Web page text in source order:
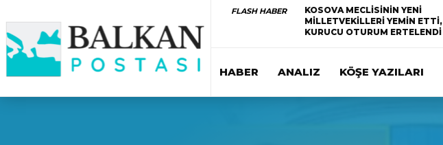
FLASH HABER
KOSOVA MECLİSİNİN YENİ
MİLLETVEKİLLERİ YEMİN ETTİ,
KURUCU OTURUM ERTELENDİ
HABER ANALIZ KÖŞE YAZILARI